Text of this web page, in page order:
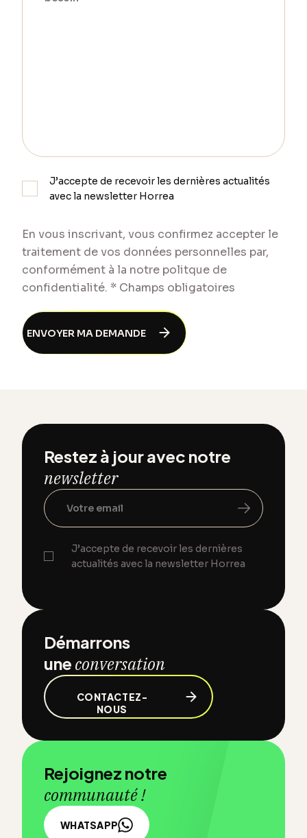
J’accepte de recevoir les dernières actualités
avec la newsletter Horrea
En vous inscrivant, vous confirmez accepter le
traitement de vos données personnelles par,
conformément à la notre politque de
confidentialité. * Champs obligatoires
Restez à jour avec notre
newsletter
J’accepte de recevoir les dernières
actualités avec la newsletter Horrea
Démarrons
une conversation
CONTACTEZ-
NOUS
Rejoignez notre
communauté !
WHATSAPP